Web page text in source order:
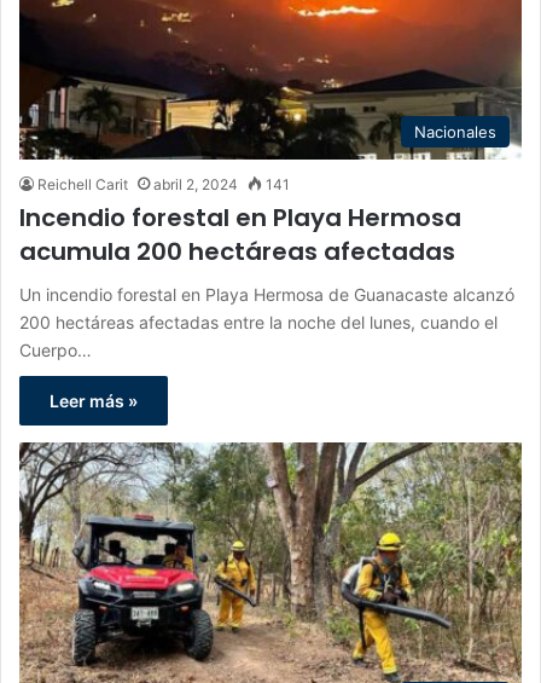
Nacionales
Reichell Carit abril 2, 2024 141
Incendio forestal en Playa Hermosa
acumula 200 hectáreas afectadas
Un incendio forestal en Playa Hermosa de Guanacaste alcanzó
200 hectáreas afectadas entre la noche del lunes, cuando el
Cuerpo…
Leer más »